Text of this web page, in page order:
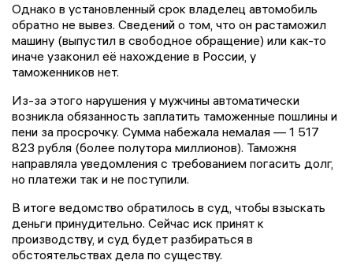
Однако в установленный срок владелец автомобиль
обратно не вывез. Сведений о том, что он растаможил
машину (выпустил в свободное обращение) или как-то
иначе узаконил её нахождение в России, у
таможенников нет.
Из-за этого нарушения у мужчины автоматически
возникла обязанность заплатить таможенные пошлины и
пени за просрочку. Сумма набежала немалая — 1 517
823 рубля (более полутора миллионов). Таможня
направляла уведомления с требованием погасить долг,
но платежи так и не поступили.
В итоге ведомство обратилось в суд, чтобы взыскать
деньги принудительно. Сейчас иск принят к
производству, и суд будет разбираться в
обстоятельствах дела по существу.